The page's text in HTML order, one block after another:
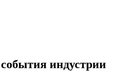
индустрии